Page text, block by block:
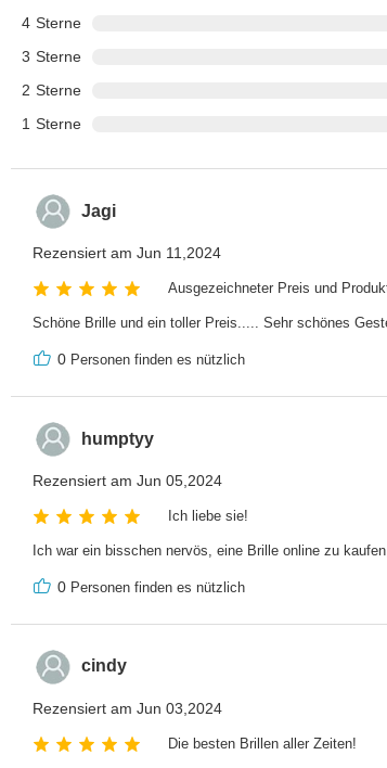
4 Sterne
3 Sterne
2 Sterne
1 Sterne
Jagi
Rezensiert am Jun 11,2024
Ausgezeichneter Preis und
Schöne Brille und ein toller Preis..... Sehr schönes
0 Personen finden es nützlich
humptyy
Rezensiert am Jun 05,2024
Ich liebe sie!
Ich war ein bisschen nervös, eine Brille online zu
0 Personen finden es nützlich
cindy
Rezensiert am Jun 03,2024
Die besten Brillen aller Zeiten!